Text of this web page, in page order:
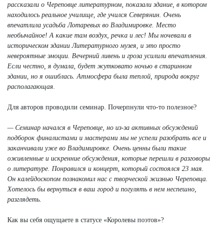
рассказали о Череповце литературном, показали здание, в котором
находилось реальное училище, где учился Северянин. Очень
впечатлила усадьба Лотаревых во Владимировке. Место
необычайное! А какие там воздух, речка и лес! Мы ночевали в
историческом здании Литературного музея, и это просто
невероятные эмоции. Вечерний ливень и гроза усилили впечатления.
Если честно, я думала, будет жутковато ночью в старинном
здании, но я ошиблась. Атмосфера была теплой, природа вокруг
располагающая.
Для авторов проводили семинар. Почерпнули что-то полезное?
— Семинар начался в Череповце, но из-за активных обсуждений
подборок финалистами и мастерами мы не успели разобрать все и
заканчивали уже во Владимировке. Очень ценны были такие
оживленные и искренние обсуждения, которые перешли в разговоры
о литературе. Понравился и концерт, который состоялся 23 мая.
Он калейдоскопом познакомил нас с творческой жизнью Череповца.
Хотелось бы вернуться в ваш город и погулять в нем неспешно,
разглядеть.
Как вы себя ощущаете в статусе «Королевы поэтов»?